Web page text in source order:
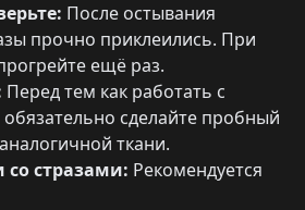
После остывания
прочно приклеились. При
ещё раз.
Перед тем как работать с
сделайте пробный
ткани.
стразами: Рекомендуется